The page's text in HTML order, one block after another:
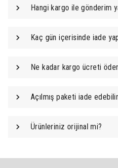
Hangi kargo ile gönderim
Kaç gün içerisinde iade
Ne kadar kargo ücreti
Açılmış paketi iade
Ürünleriniz orijinal mi?